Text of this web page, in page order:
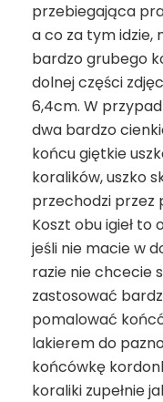
przebiegająca
a co za tym idzie,
bardzo grubego
dolnej części
6,4cm. W
dwa bardzo
końcu giętkie
koralików, uszko
przechodzi przez
Koszt obu igieł to
jeśli nie macie w
razie nie chcecie
zastosować
pomalować
lakierem do
końcówkę
koraliki zupełnie